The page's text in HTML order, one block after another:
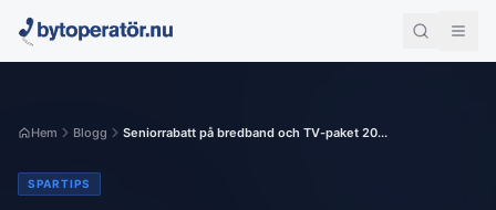
Hem Blogg Seniorrabatt på bredband och TV-paket 20...
SPARTIPS